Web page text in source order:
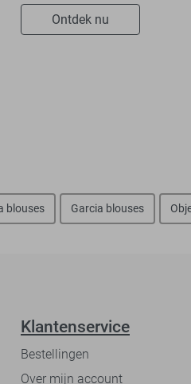
Ontdek nu
blouses Garcia blouses
Klantenservice
Bestellingen
Over mijn account